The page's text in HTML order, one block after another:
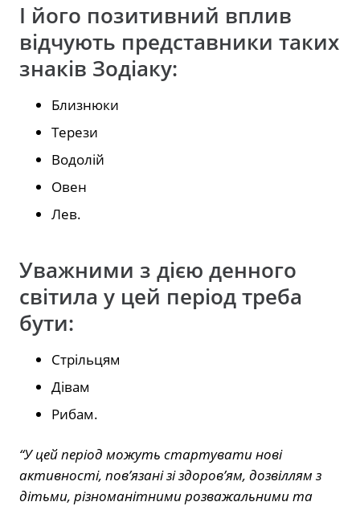
І його позитивний вплив
відчують представники таких
знаків Зодіаку:
Близнюки
Терези
Водолій
Овен️
Лев.
Уважними з дією денного
світила у цей період треба
бути:
Стрільцям
Дівам️
Рибам.
“У цей період можуть стартувати нові
активності, пов’язані зі здоров’ям, дозвіллям з
дітьми, різноманітними розважальними та